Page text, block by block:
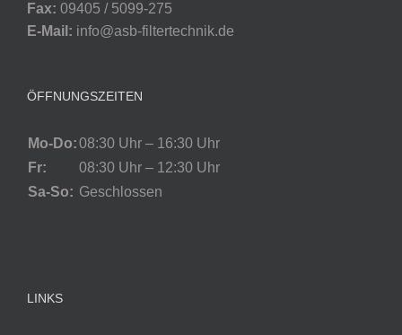
Fax: 09405 / 5099-275
E-Mail: info@asb-filtertechnik.de
ÖFFNUNGSZEITEN
Mo-Do:08:30 Uhr – 16:30 Uhr
Fr:
08:30 Uhr – 12:30 Uhr
Sa-So: Geschlossen
LINKS